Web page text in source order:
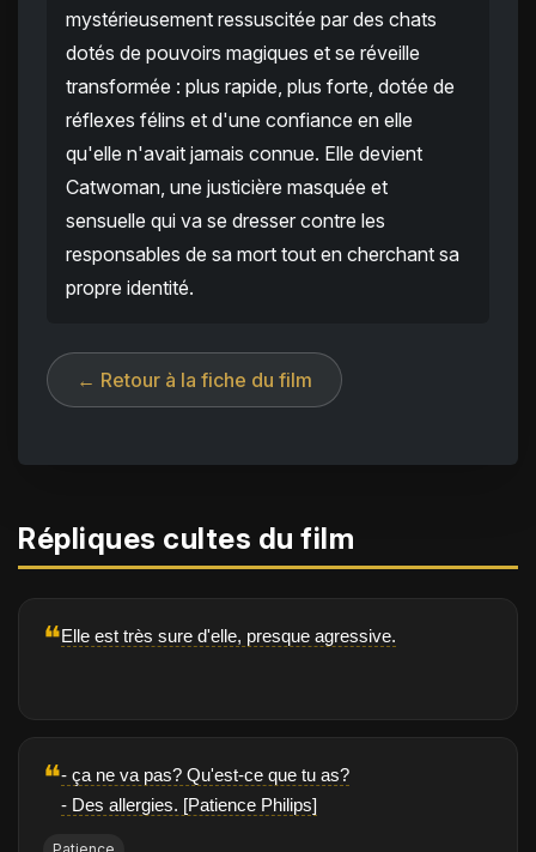
mystérieusement ressuscitée par des chats
dotés de pouvoirs magiques et se réveille
transformée : plus rapide, plus forte, dotée de
réflexes félins et d'une confiance en elle
qu'elle n'avait jamais connue. Elle devient
Catwoman, une justicière masquée et
sensuelle qui va se dresser contre les
responsables de sa mort tout en cherchant sa
propre identité.
← Retour à la fiche du film
Répliques cultes du film
❝Elle est très sure d'elle, presque agressive.
❝- ça ne va pas? Qu'est-ce que tu as?
- Des allergies. [Patience Philips]